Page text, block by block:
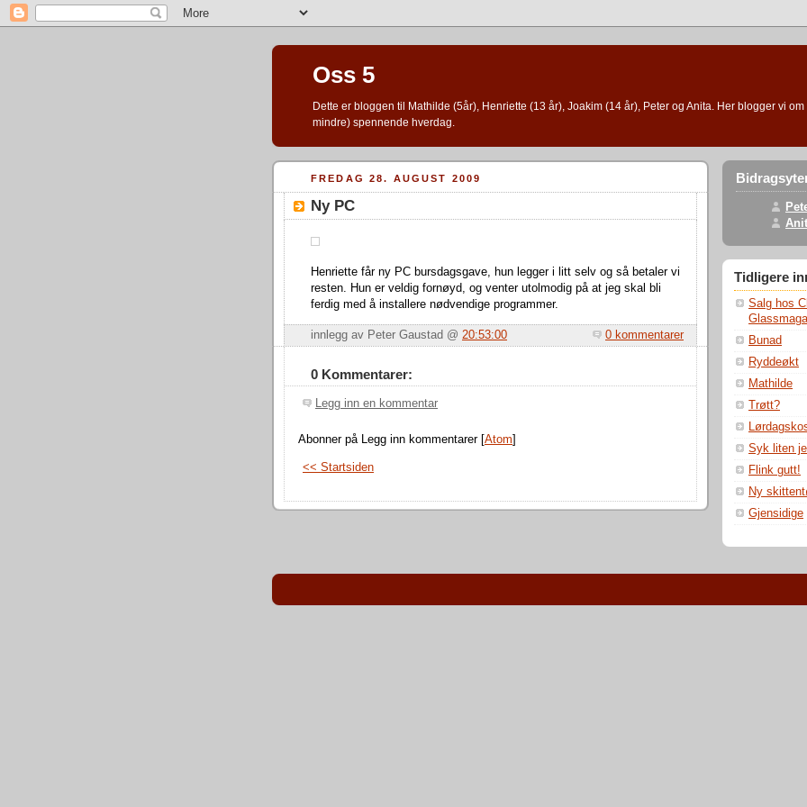
Oss 5
Dette er bloggen til Mathilde (5år), Henriette (13 år), Joakim (14 år), Peter og Anita. Her blogger vi
mindre) spennende hverdag.
FREDAG 28. AUGUST 2009
Ny PC
Henriette får ny PC bursdagsgave, hun legger i litt selv og så betaler vi
resten. Hun er veldig fornøyd, og venter utolmodig på at jeg skal bli
ferdig med å installere nødvendige programmer.
innlegg av Peter Gaustad @ 20:53:00 0 kommentarer
0 Kommentarer:
Legg inn en kommentar
Abonner på Legg inn kommentarer [ Atom
<< Startsiden
Tidligere
Salg hos
Bunad
Ryddeøkt
Mathilde
Trøtt?
Syk liten
Flink gutt!
Ny
Gjensidige